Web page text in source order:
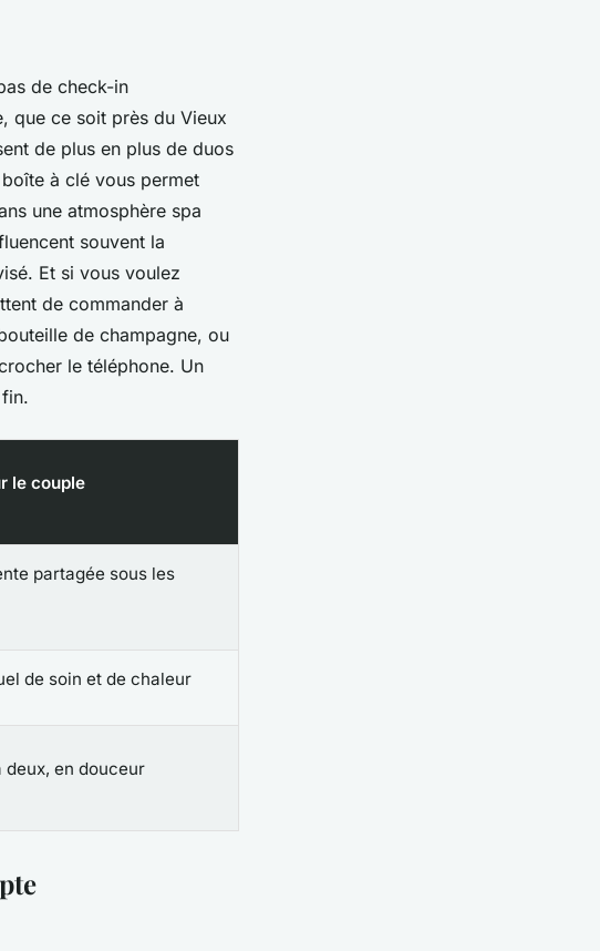
de check-in
que ce soit près du Vieux
de plus en plus de duos
à clé vous permet
une atmosphère spa
souvent la
Et si vous voulez
de commander à
de champagne, ou
le téléphone. Un
le couple
partagée sous les
de soin et de chaleur
deux, en douceur